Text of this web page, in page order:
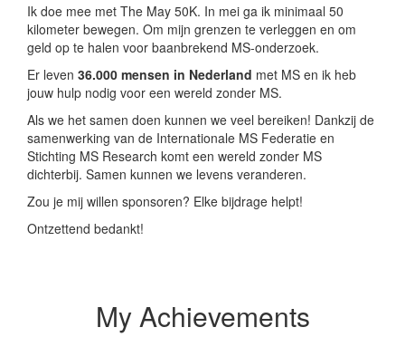
Ik doe mee met The May 50K. In mei ga ik minimaal 50
kilometer bewegen. Om mijn grenzen te verleggen en om
geld op te halen voor baanbrekend MS-onderzoek.
Er leven 36.000 mensen in Nederland met MS en ik heb
jouw hulp nodig voor een wereld zonder MS.
Als we het samen doen kunnen we veel bereiken! Dankzij de
samenwerking van de Internationale MS Federatie en
Stichting MS Research komt een wereld zonder MS
dichterbij. Samen kunnen we levens veranderen.
Zou je mij willen sponsoren? Elke bijdrage helpt!
Ontzettend bedankt!
My Achievements